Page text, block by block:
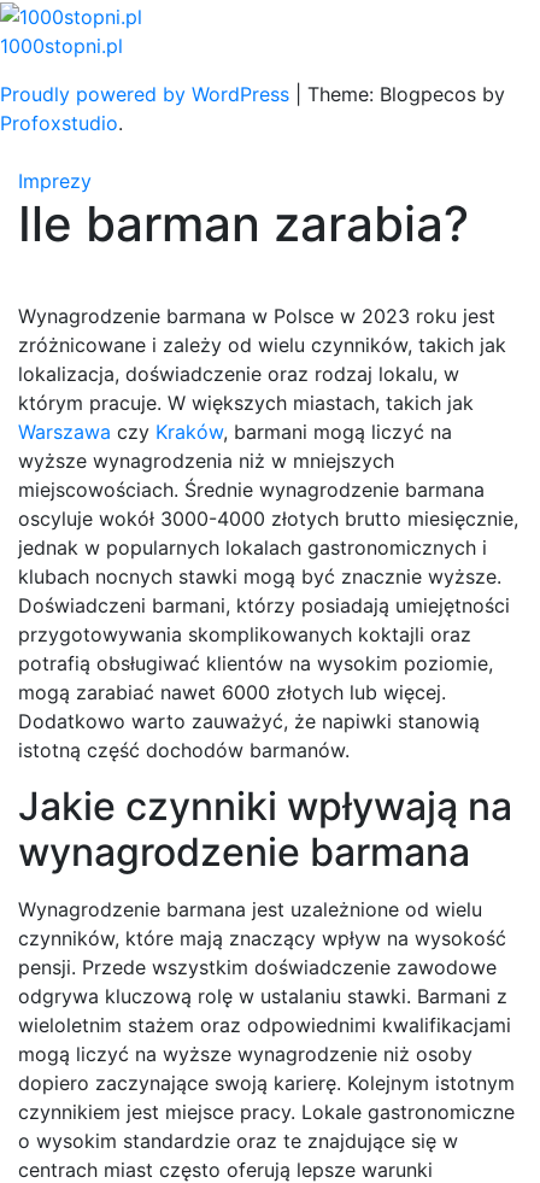
Skip
to
1000stopni.pl
Proudly powered by WordPress
Theme: Blogpecos by
Profoxstudio.
Imprezy
Ile barman zarabia?
Wynagrodzenie barmana w Polsce w 2023 roku jest
zróżnicowane i zależy od wielu czynników, takich jak
lokalizacja, doświadczenie oraz rodzaj lokalu, w
którym pracuje. W większych miastach, takich jak
Warszawa czy Kraków, barmani mogą liczyć na
wyższe wynagrodzenia niż w mniejszych
miejscowościach. Średnie wynagrodzenie barmana
oscyluje wokół 3000-4000 złotych brutto miesięcznie,
jednak w popularnych lokalach gastronomicznych i
klubach nocnych stawki mogą być znacznie wyższe.
Doświadczeni barmani, którzy posiadają umiejętności
przygotowywania skomplikowanych koktajli oraz
potrafią obsługiwać klientów na wysokim poziomie,
mogą zarabiać nawet 6000 złotych lub więcej.
Dodatkowo warto zauważyć, że napiwki stanowią
istotną część dochodów barmanów.
Jakie czynniki wpływają na
wynagrodzenie barmana
Wynagrodzenie barmana jest uzależnione od wielu
czynników, które mają znaczący wpływ na wysokość
pensji. Przede wszystkim doświadczenie zawodowe
odgrywa kluczową rolę w ustalaniu stawki. Barmani z
wieloletnim stażem oraz odpowiednimi kwalifikacjami
mogą liczyć na wyższe wynagrodzenie niż osoby
dopiero zaczynające swoją karierę. Kolejnym istotnym
czynnikiem jest miejsce pracy. Lokale gastronomiczne
o wysokim standardzie oraz te znajdujące się w
centrach miast często oferują lepsze warunki